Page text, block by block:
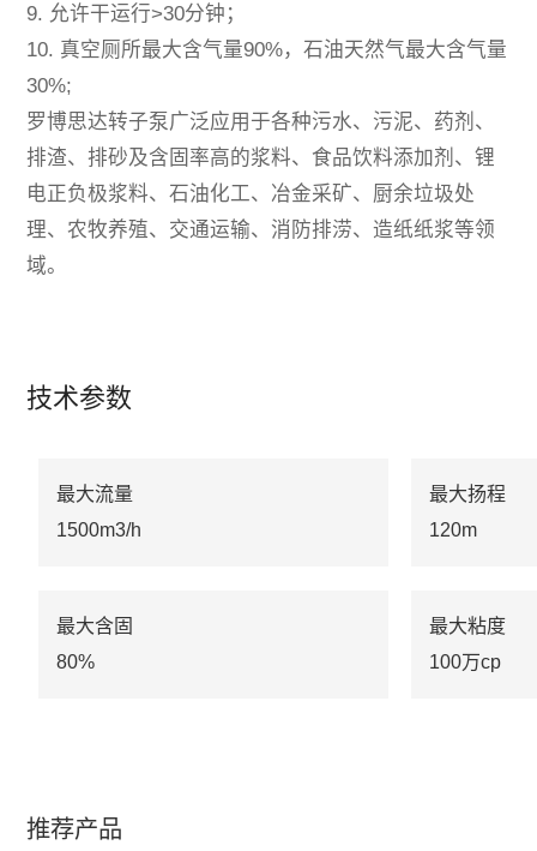
9. 允许干运行>30分钟；
10. 真空厕所最大含气量90%，石油天然气最大含气量
30%;
罗博思达转子泵广泛应用于各种污水、污泥、药剂、
排渣、排砂及含固率高的浆料、食品饮料添加剂、锂
电正负极浆料、石油化工、冶金采矿、厨余垃圾处
理、农牧养殖、交通运输、消防排涝、造纸纸浆等领
域。
技术参数
最大流量
1500m3/h
最大扬程
120m
最大含固
80%
最大粘度
100万cp
推荐产品